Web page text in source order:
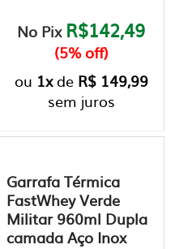
No Pix R$142,49
(5% off)
ou 1xde R$ 149,99
sem juros
Garrafa Térmica
FastWhey Verde
Militar 960ml Dupla
camada Aço Inox